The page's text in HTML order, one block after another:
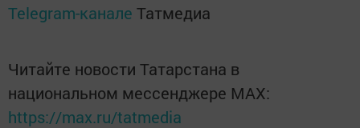
Telegram-канале Татмедиа
Читайте новости Татарстана в
национальном мессенджере MАХ:
https://max.ru/tatmedia